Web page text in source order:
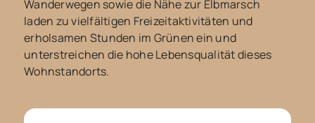
Wanderwegen sowie die Nähe zur Elbmarsch
laden zu vielfältigen Freizeitaktivitäten und
erholsamen Stunden im Grünen ein und
unterstreichen die hohe Lebensqualität dieses
Wohnstandorts.